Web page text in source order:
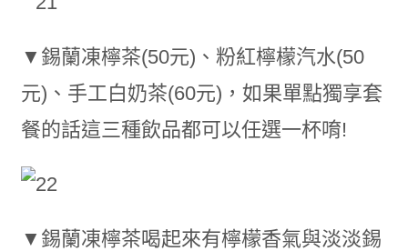
▼錫蘭凍檸茶(50元)、粉紅檸檬汽水(50
元)、手工白奶茶(60元)，如果單點獨享套
餐的話這三種飲品都可以任選一杯唷!
▼錫蘭凍檸茶喝起來有檸檬香氣與淡淡錫